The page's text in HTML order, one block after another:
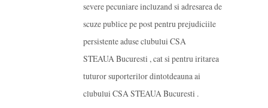
severe pecuniare incluzand si adresarea de
scuze publice pe post pentru prejudiciile
persistente aduse clubului CSA
STEAUA Bucuresti , cat si pentru iritarea
tuturor suporterilor dintotdeauna ai
clubului CSA STEAUA Bucuresti .